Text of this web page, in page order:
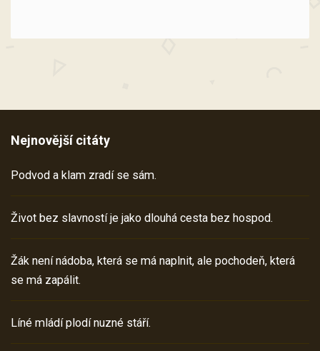
Nejnovější citáty
Podvod a klam zradí se sám.
Život bez slavností je jako dlouhá cesta bez hospod.
Žák není nádoba, která se má naplnit, ale pochodeň, která
se má zapálit.
Líné mládí plodí nuzné stáří.